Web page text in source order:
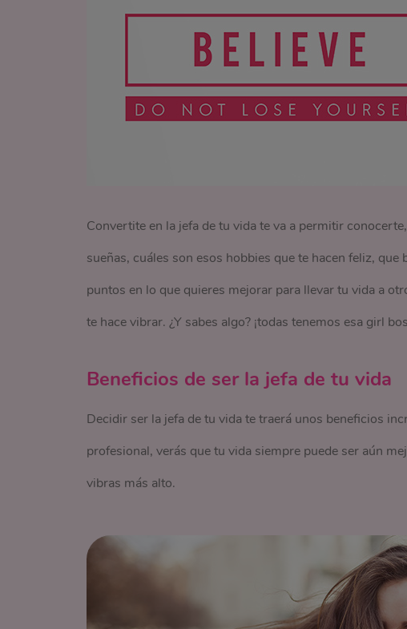
Convertite en la jefa de tu vida te va a permitir
sueñas, cuáles son esos hobbies que te hacen feliz,
puntos en lo que quieres mejorar para llevar tu vida a
te hace vibrar. ¿Y sabes algo? ¡todas tenemos esa girl
Beneficios de ser la jefa de tu vida
Decidir ser la jefa de tu vida te traerá unos beneficios
profesional, verás que tu vida siempre puede ser aún
vibras más alto.